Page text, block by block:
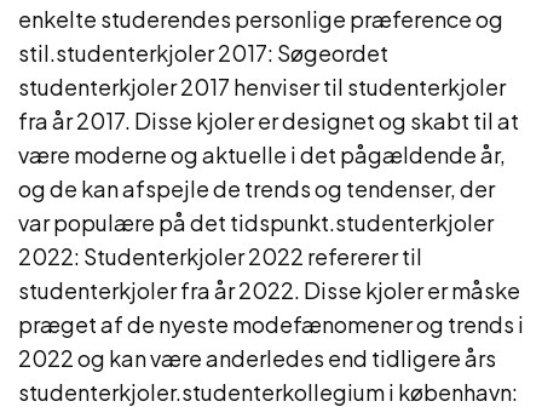
enkelte studerendes personlige præference og
stil.studenterkjoler 2017: Søgeordet
studenterkjoler 2017 henviser til studenterkjoler
fra år 2017. Disse kjoler er designet og skabt til at
være moderne og aktuelle i det pågældende år,
og de kan afspejle de trends og tendenser, der
var populære på det tidspunkt.studenterkjoler
2022: Studenterkjoler 2022 refererer til
studenterkjoler fra år 2022. Disse kjoler er måske
præget af de nyeste modefænomener og trends i
2022 og kan være anderledes end tidligere års
studenterkjoler.studenterkollegium i københavn: